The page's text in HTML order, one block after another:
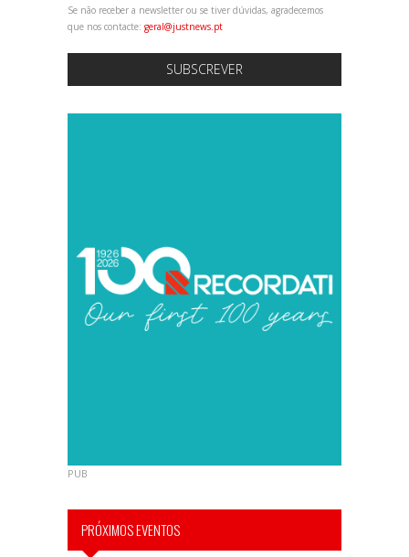
Se não receber a newsletter ou se tiver dúvidas, agradecemos
que nos contacte: geral@justnews.pt
SUBSCREVER
PUB
PRÓXIMOS EVENTOS